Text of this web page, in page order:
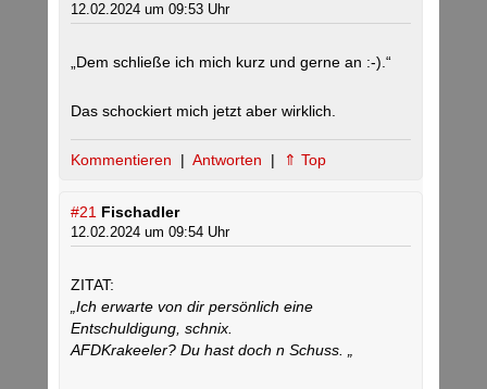
12.02.2024 um 09:53 Uhr
„Dem schließe ich mich kurz und gerne an :-).“
Das schockiert mich jetzt aber wirklich.
Kommentieren | Antworten | ⇑ Top
#21 Fischadler
12.02.2024 um 09:54 Uhr
ZITAT:
„Ich erwarte von dir persönlich eine
Entschuldigung, schnix.
AFDKrakeeler? Du hast doch n Schuss. „